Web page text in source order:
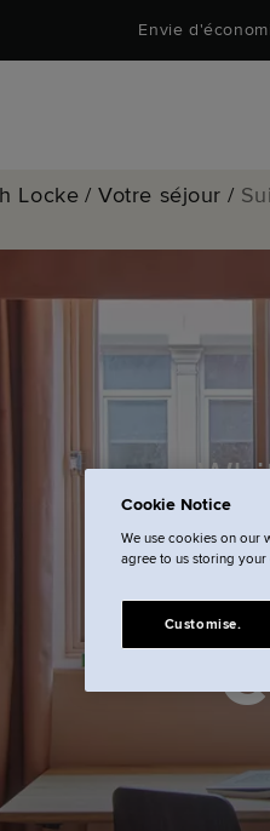
Envie
Locke / Votre séjour /
Cookie Notice
We use cookies on our
agree to us storing your
Customise.